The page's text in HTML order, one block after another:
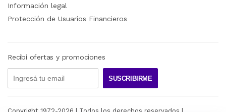
Información legal
Protección de Usuarios Financieros
Recibí ofertas y promociones
SUSCRIBIRME